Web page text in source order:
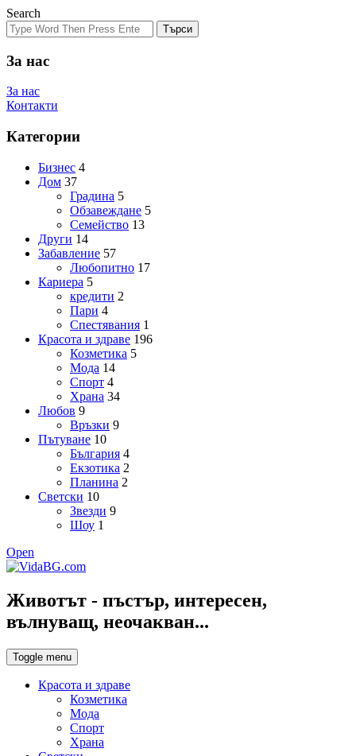
Search
Търси
За нас
За нас
Контакти
Категории
Бизнес 4
Дом 37
Градина 5
Обзавеждане 5
Семейство 13
Други 14
Забавление 57
Любопитно 17
Кариера 5
кредити 2
Пари 4
Спестявания 1
Красота и здраве 196
Козметика 5
Мода 14
Спорт 4
Храна 34
Любов 9
Връзки 9
Пътуване 10
България 4
Екзотика 2
Планина 2
Светски 10
Звезди 9
Шоу 1
Open
Животът - пъстър, интересен,
вълнуващ, неочакван...
Toggle menu
Красота и здраве
Козметика
Мода
Спорт
Храна